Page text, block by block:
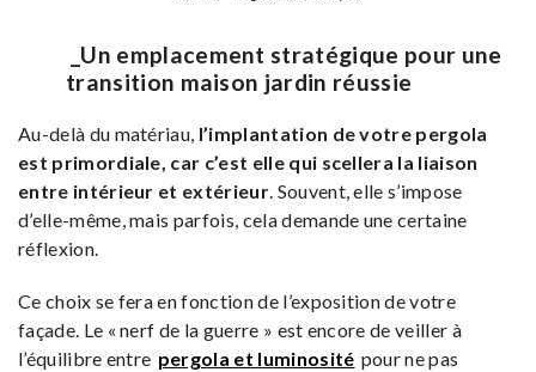
_Un emplacement stratégique pour une
transition maison jardin réussie
Au-delà du matériau, l’implantation de votre pergola
est primordiale, car c’est elle qui scellera la liaison
entre intérieur et extérieur. Souvent, elle s’impose
d’elle-même, mais parfois, cela demande une certaine
réflexion.
Ce choix se fera en fonction de l’exposition de votre
façade. Le « nerf de la guerre » est encore de veiller à
l’équilibre entre pergola et luminosité pour ne pas